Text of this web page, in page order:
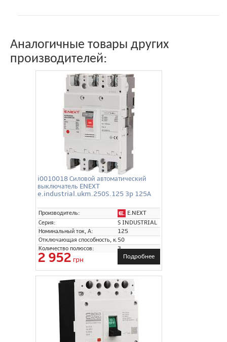
Аналогичные товары других
производителей:
i0010018 Силовой автоматический
выключатель ENEXT
e.industrial.ukm.250S.125 3p 125А
Производитель:
E.NEXT
Серия:
S INDUSTRIAL
Номинальный ток, А:
125
Отключающая способность, кА:50
Количество полюсов:
3
2 952 грн Подробнее